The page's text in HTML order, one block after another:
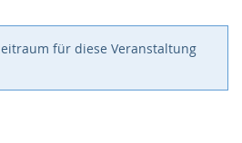
für diese Veranstaltung